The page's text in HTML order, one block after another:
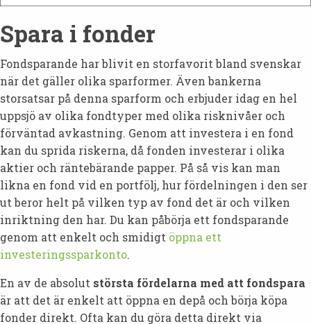
Spara i fonder
Fondsparande har blivit en storfavorit bland svenskar
när det gäller olika sparformer. Även bankerna
storsatsar på denna sparform och erbjuder idag en hel
uppsjö av olika fondtyper med olika risknivåer och
förväntad avkastning. Genom att investera i en fond
kan du sprida riskerna, då fonden investerar i olika
aktier och räntebärande papper. På så vis kan man
likna en fond vid en portfölj, hur fördelningen i den ser
ut beror helt på vilken typ av fond det är och vilken
inriktning den har. Du kan påbörja ett fondsparande
genom att enkelt och smidigt öppna ett
investeringssparkonto.
En av de absolut största fördelarna med att fondspara
är att det är enkelt att öppna en depå och börja köpa
fonder direkt. Ofta kan du göra detta direkt via